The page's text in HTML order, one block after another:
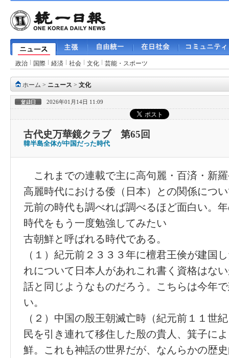
政治 国際 経済 社会 文化 芸能・スポーツ
ホーム > ニュース > 文化
2026年01月14日 11:09
古代史万華鏡クラブ 第65回
韓半島全体が中国だった時代
これまでの連載で主に高句麗・百済・新
高麗時代における倭（日本）との関係につ
元前の時代も調べれば調べるほど面白い。
時代をもう一度勉強してみたい
古朝鮮と呼ばれる時代である。
（１）紀元前２３３３年に檀君王倹が建国
れについて日本人があれこれ書く資格はな
話と同じようなものだろう。こちらは今年
い。
（２）中国の殷王朝滅亡時（紀元前１１世
民を引き連れて移住した殷の貴人、箕子に
鮮。これも神話の世界だが、なんらかの歴